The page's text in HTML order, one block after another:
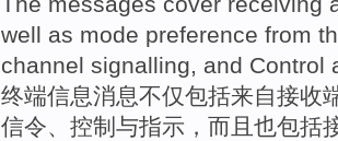
well as mode preference from
channel signalling, and Control
终端信息消息不仅包括来自接收
信令、 控制 与指示 ， 而且 也包括